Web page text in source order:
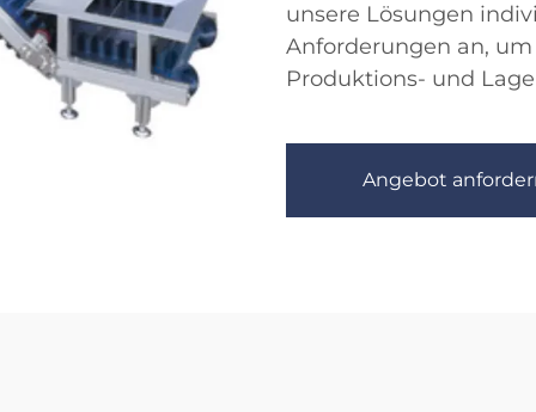
unsere Lösungen
Anforderungen an,
Produktions- und
Angebot